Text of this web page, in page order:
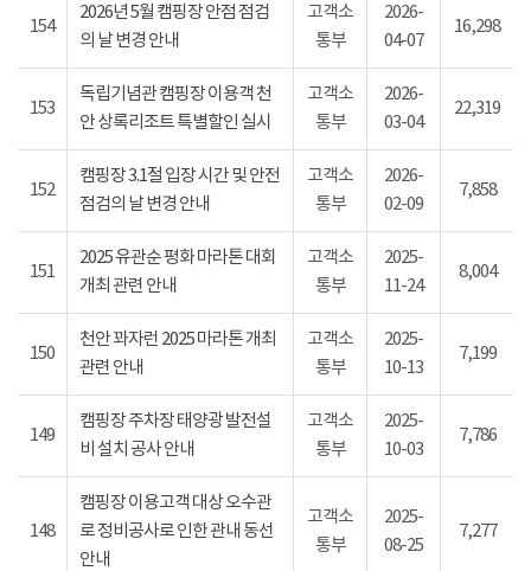
154
2026년 5월 캠핑장 안점 점검
의 날 변경 안내
고객소
통부
2026-
04-07
16,298
153
독립기념관 캠핑장 이용객 천
안 상록리조트 특별할인 실시
고객소
통부
2026-
03-04
22,319
152
캠핑장 3.1절 입장 시간 및 안전
점검의 날 변경 안내
고객소
통부
2026-
02-09
7,858
151
2025 유관순 평화 마라톤 대회
개최 관련 안내
고객소
통부
2025-
11-24
8,004
150
천안 꽈자런 2025 마라톤 개최
관련 안내
고객소
통부
2025-
10-13
7,199
149
캠핑장 주차장 태양광 발전설
비 설치 공사 안내
고객소
통부
2025-
10-03
7,786
148
캠핑장 이용고객 대상 오수관
로 정비공사로 인한 관내 동선
안내
고객소
통부
2025-
08-25
7,277